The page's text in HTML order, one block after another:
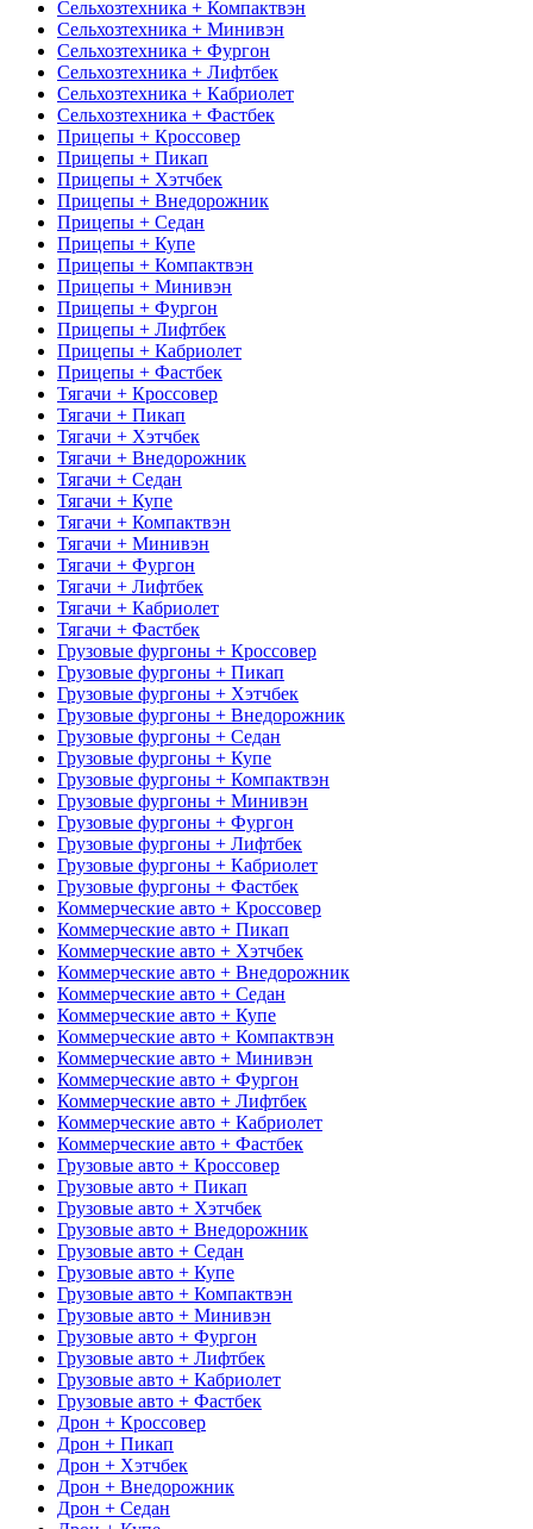
Сельхозтехника + Компактвэн
Сельхозтехника + Минивэн
Сельхозтехника + Фургон
Сельхозтехника + Лифтбек
Сельхозтехника + Кабриолет
Сельхозтехника + Фастбек
Прицепы + Кроссовер
Прицепы + Пикап
Прицепы + Хэтчбек
Прицепы + Внедорожник
Прицепы + Седан
Прицепы + Купе
Прицепы + Компактвэн
Прицепы + Минивэн
Прицепы + Фургон
Прицепы + Лифтбек
Прицепы + Кабриолет
Прицепы + Фастбек
Тягачи + Кроссовер
Тягачи + Пикап
Тягачи + Хэтчбек
Тягачи + Внедорожник
Тягачи + Седан
Тягачи + Купе
Тягачи + Компактвэн
Тягачи + Минивэн
Тягачи + Фургон
Тягачи + Лифтбек
Тягачи + Кабриолет
Тягачи + Фастбек
Грузовые фургоны + Кроссовер
Грузовые фургоны + Пикап
Грузовые фургоны + Хэтчбек
Грузовые фургоны + Внедорожник
Грузовые фургоны + Седан
Грузовые фургоны + Купе
Грузовые фургоны + Компактвэн
Грузовые фургоны + Минивэн
Грузовые фургоны + Фургон
Грузовые фургоны + Лифтбек
Грузовые фургоны + Кабриолет
Грузовые фургоны + Фастбек
Коммерческие авто + Кроссовер
Коммерческие авто + Пикап
Коммерческие авто + Хэтчбек
Коммерческие авто + Внедорожник
Коммерческие авто + Седан
Коммерческие авто + Купе
Коммерческие авто + Компактвэн
Коммерческие авто + Минивэн
Коммерческие авто + Фургон
Коммерческие авто + Лифтбек
Коммерческие авто + Кабриолет
Коммерческие авто + Фастбек
Грузовые авто + Кроссовер
Грузовые авто + Пикап
Грузовые авто + Хэтчбек
Грузовые авто + Внедорожник
Грузовые авто + Седан
Грузовые авто + Купе
Грузовые авто + Компактвэн
Грузовые авто + Минивэн
Грузовые авто + Фургон
Грузовые авто + Лифтбек
Грузовые авто + Кабриолет
Грузовые авто + Фастбек
Дрон + Кроссовер
Дрон + Пикап
Дрон + Хэтчбек
Дрон + Внедорожник
Дрон + Седан